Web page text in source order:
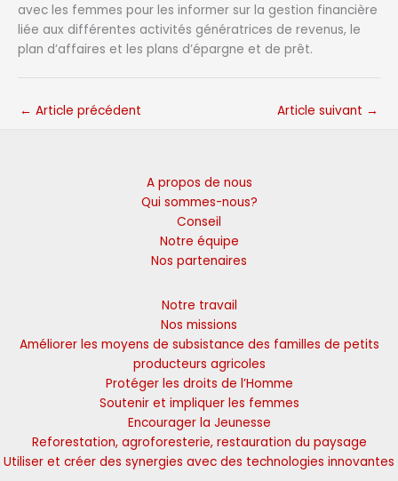
avec les femmes pour les informer sur la gestion financière
liée aux différentes activités génératrices de revenus, le
plan d’affaires et les plans d’épargne et de prêt.
← Article précédent Article suivant →
A propos de nous
Qui sommes-nous?
Conseil
Notre équipe
Nos partenaires
Notre travail
Nos missions
Améliorer les moyens de subsistance des familles de petits
producteurs agricoles
Protéger les droits de l’Homme
Soutenir et impliquer les femmes
Encourager la Jeunesse
Reforestation, agroforesterie, restauration du paysage
Utiliser et créer des synergies avec des technologies innovantes